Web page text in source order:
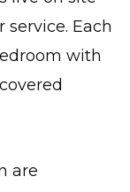
Each
with
are